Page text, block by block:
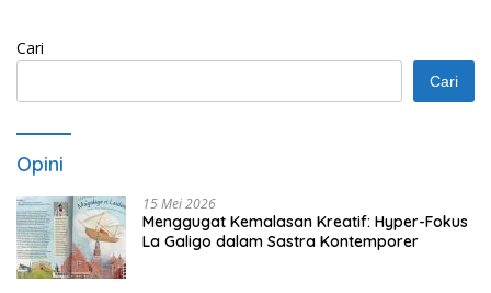
Cari
Cari
Opini
15 Mei 2026
Menggugat Kemalasan Kreatif: Hyper-Fokus
La Galigo dalam Sastra Kontemporer